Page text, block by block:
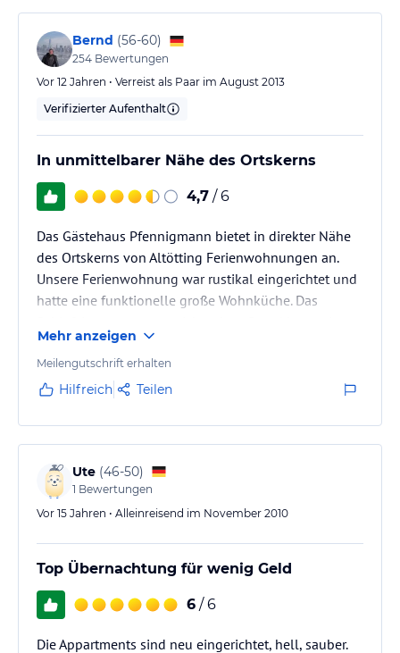
Angaben ohne Gewähr. Bitte lies vor der Buchung die
verbindlichenAngebotsdetails
Bernd (56-60)
254 Bewertungen
Vor 12 Jahren • Verreist als Paar im August 2013
Verifizierter Aufenthalt
In unmittelbarer Nähe des Ortskerns
4,7 / 6
Das Gästehaus Pfennigmann bietet in direkter Nähe
des Ortskerns von Altötting Ferienwohnungen an.
Unsere Ferienwohnung war rustikal eingerichtet und
hatte eine funktionelle große Wohnküche. Das
großen TV-Flatscreen an der Wand. Das Bad war
gerade noch groß genug; mit Badewanne und soweit
ok. Leider ist die Anlage noch nicht fertig und
kann jedoch erkennen, das es bestimmt einmal recht
ansehnlich wird. Demnächst…
Mehr anzeigen
Meilengutschrift erhalten
Hilfreich Teilen
Ute (46-50)
1 Bewertungen
Vor 15 Jahren • Alleinreisend im November 2010
Top Übernachtung für wenig Geld
6 / 6
Die Appartments sind neu eingerichtet, hell, sauber.